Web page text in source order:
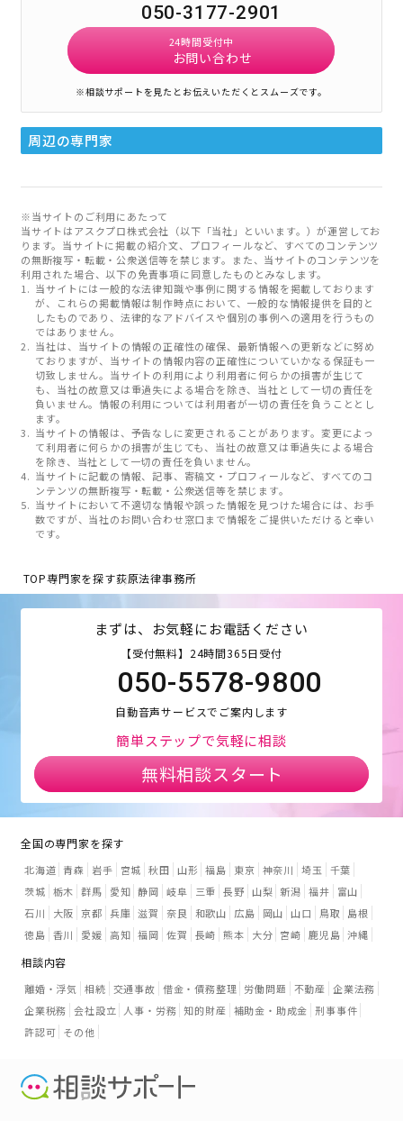
050-3177-2901
24時間受付中
お問い合わせ
※相談サポートを見たとお伝えいただくとスムーズです。
周辺の専門家
※当サイトのご利用にあたって
当サイトはアスクプロ株式会社（以下「当社」といいます。）が運営してお
ります。当サイトに掲載の紹介文、プロフィールなど、すべてのコンテンツ
の無断複写・転載・公衆送信等を禁じます。また、当サイトのコンテンツを
利用された場合、以下の免責事項に同意したものとみなします。
当サイトには一般的な法律知識や事例に関する情報を掲載しております
が、これらの掲載情報は制作時点において、一般的な情報提供を目的と
したものであり、法律的なアドバイスや個別の事例への適用を行うもの
ではありません。
当社は、当サイトの情報の正確性の確保、最新情報への更新などに努め
ておりますが、当サイトの情報内容の正確性についていかなる保証も一
切致しません。当サイトの利用により利用者に何らかの損害が生じて
も、当社の故意又は重過失による場合を除き、当社として一切の責任を
負いません。情報の利用については利用者が一切の責任を負うこととし
ます。
当サイトの情報は、予告なしに変更されることがあります。変更によっ
て利用者に何らかの損害が生じても、当社の故意又は重過失による場合
を除き、当社として一切の責任を負いません。
当サイトに記載の情報、記事、寄稿文・プロフィールなど、すべてのコ
ンテンツの無断複写・転載・公衆送信等を禁じます。
当サイトにおいて不適切な情報や誤った情報を見つけた場合には、お手
数ですが、当社のお問い合わせ窓口まで情報をご提供いただけると幸い
です。
TOP専門家を探す荻原法律事務所
まずは、お気軽にお電話ください
【受付無料】24時間365日受付
050-5578-9800
自動音声サービスでご案内します
簡単ステップで気軽に相談
無料相談スタート
全国の専門家を探す
北海道 青森 岩手 宮城 秋田 山形 福島 東京 神奈川 埼玉
千葉
茨城 栃木 群馬 愛知 静岡 岐阜 三重 長野 山梨 新潟 福井
富山
石川
大阪 京都 兵庫 滋賀 奈良 和歌山 広島 岡山 山口 鳥取
島根
徳島 香川 愛媛 高知 福岡 佐賀 長崎 熊本 大分 宮崎 鹿児島 沖縄
相談内容
離婚・浮気 相続 交通事故 借金・債務整理 労働問題 不動産 企業法務
企業税務 会社設立 人事・労務 知的財産 補助金・助成金 刑事事件
許認可 その他